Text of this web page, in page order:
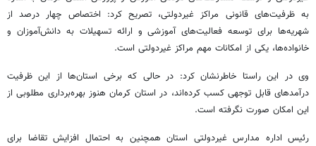
به ظرفیت‌های قانونی مراکز غیردولتی، تصریح کرد: اختصاص چهار درصد از
شهریه‌ها برای توسعه فعالیت‌های آموزشی و ارائه تسهیلات به دانش‌آموزان و
خانواده‌ها، یکی از امکانات مهم مراکز غیردولتی است.
وی در این راستا خاطرنشان کرد: در حالی که برخی استان‌ها از این ظرفیت
درآمدهای قابل توجهی کسب کرده‌اند، در استان کرمان هنوز بهره‌برداری مطلوبی از
این امکان صورت نگرفته است.
رئیس اداره مدارس غیردولتی استان همچنین به احتمال افزایش تقاضا برای